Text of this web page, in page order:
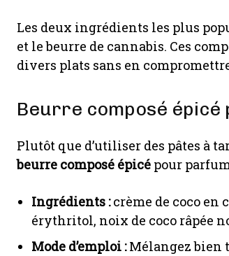
Les deux ingrédients les plus
et le beurre de cannabis. Ces
divers plats sans en
Beurre composé
Plutôt que d’utiliser des pâtes à
beurre composé épicé pour
Ingrédients :crème de coco en
érythritol, noix de coco râpée
Mode d’emploi :Mélangez bien